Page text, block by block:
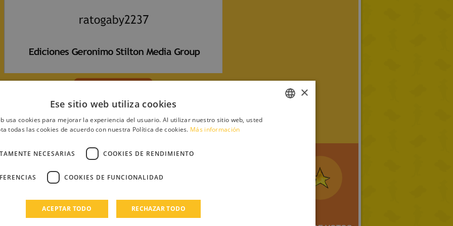
los
×
Ese sitio web utiliza cookies
usa cookies para mejorar la experiencia del usuario. Al utilizar nuestro sitio web, usted
todas las cookies de acuerdo con nuestra Política de cookies. Más información
NECESARIAS COOKIES DE RENDIMIENTO
COOKIES DE FUNCIONALIDAD
ACEPTAR TODO RECHAZAR TODO